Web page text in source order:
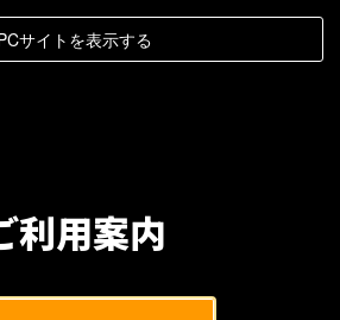
サイトを表示する
利用案内